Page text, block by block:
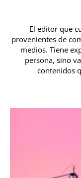
El editor que
provenientes de
medios. Tiene
persona, sino
contenidos